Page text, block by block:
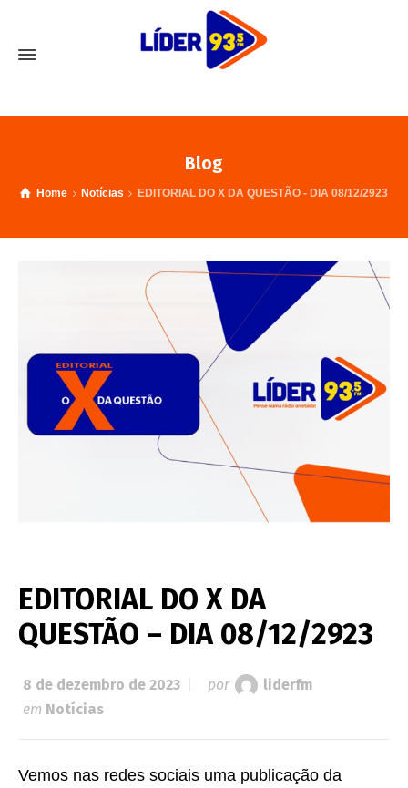
Blog
Home Notícias EDITORIAL DO X DA QUESTÃO - DIA 08/12/2923
EDITORIAL DO X DA
QUESTÃO – DIA 08/12/2923
8 de dezembro de 2023 por
liderfm
em Notícias
Vemos nas redes sociais uma publicação da